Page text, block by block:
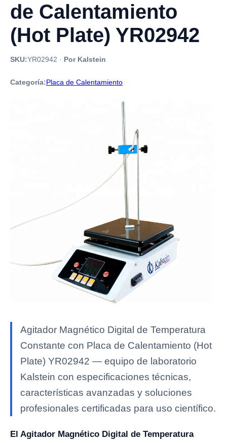
de Calentamiento
(Hot Plate) YR02942
SKU:YR02942 · Por Kalstein
Categoría:Placa de Calentamiento
Agitador Magnético Digital de Temperatura
Constante con Placa de Calentamiento (Hot
Plate) YR02942 — equipo de laboratorio
Kalstein con especificaciones técnicas,
características avanzadas y soluciones
profesionales certificadas para uso científico.
El Agitador Magnético Digital de Temperatura